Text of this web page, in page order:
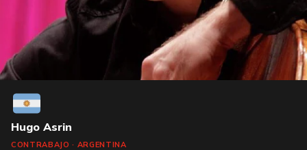
Hugo Asrin
CONTRABAJO · ARGENTINA